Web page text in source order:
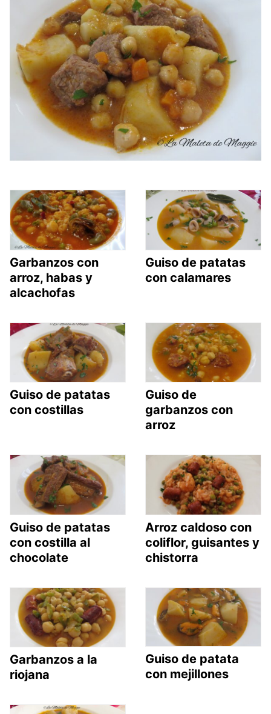
Garbanzos con
arroz, habas y
alcachofas
Guiso de patatas
con calamares
Guiso de patatas
con costillas
Guiso de
garbanzos con
arroz
Guiso de patatas
con costilla al
chocolate
Arroz caldoso con
coliflor, guisantes y
chistorra
Garbanzos a la
riojana
Guiso de patata
con mejillones